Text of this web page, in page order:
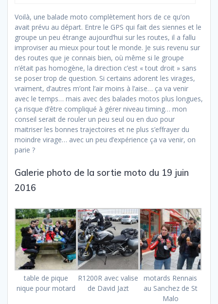
Voilà, une balade moto complètement hors de ce qu’on
avait prévu au départ. Entre le GPS qui fait des siennes et le
groupe un peu étrange aujourd’hui sur les routes, il a fallu
improviser au mieux pour tout le monde. Je suis revenu sur
des routes que je connais bien, où même si le groupe
n’était pas homogène, la direction c’est « tout droit » sans
se poser trop de question. Si certains adorent les virages,
vraiment, d’autres m’ont l’air moins à l’aise… ça va venir
avec le temps… mais avec des balades motos plus longues,
ça risque d’être compliqué à gérer niveau timing… mon
conseil serait de rouler un peu seul ou en duo pour
maitriser les bonnes trajectoires et ne plus s’effrayer du
moindre virage… avec un peu d’expérience ça va venir, on
parie ?
Galerie photo de la sortie moto du 19 juin
2016
table de pique
nique pour motard
R1200R avec valise
de David Jazt
motards Rennais
au Sanchez de St
Malo